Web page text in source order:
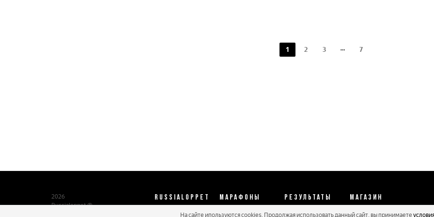
1 2 3 7
2026
Russialoppet ®
RUSSIALOPPET МАРАФОНЫ РЕЗУЛЬТАТЫ МАГАЗИН
Календарь 2026 Протоколы 2025 Реквизиты
На сайте ипользуются cookies. Продолжая использовать данный сайт, вы принимаете